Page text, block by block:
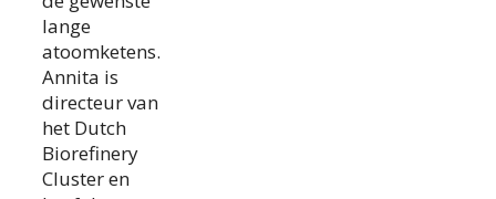
lange
atoomketens.
Annita is
directeur van
het Dutch
Biorefinery
Cluster en